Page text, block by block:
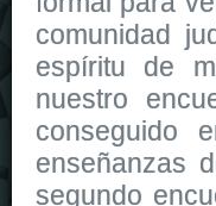
comunidad
espíritu de
nuestro
conseguido
enseñanzas
segundo